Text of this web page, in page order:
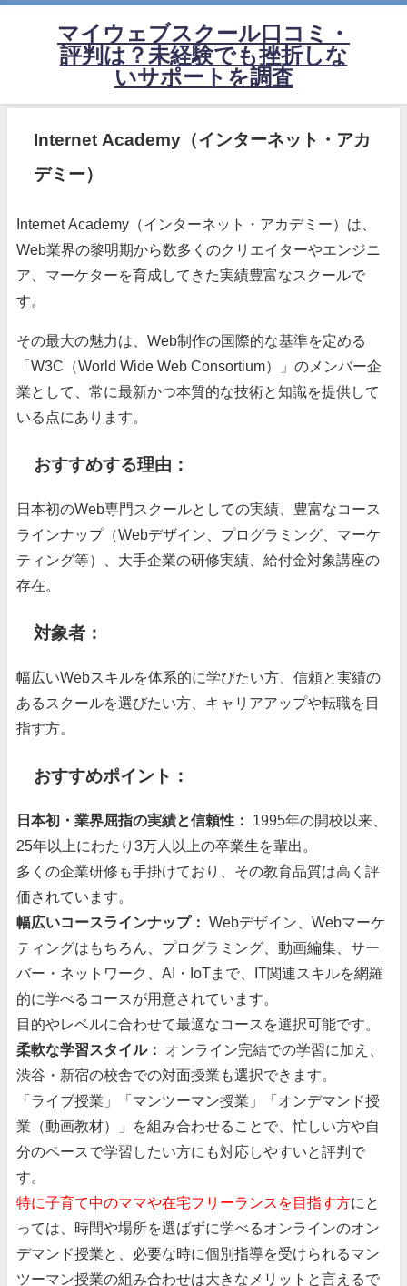
マイウェブスクール口コミ・
評判は？未経験でも挫折しな
いサポートを調査
Internet Academy（インターネット・アカ
デミー）
Internet Academy（インターネット・アカデミー）は、
Web業界の黎明期から数多くのクリエイターやエンジニ
ア、マーケターを育成してきた実績豊富なスクールで
す。
その最大の魅力は、Web制作の国際的な基準を定める
「W3C（World Wide Web Consortium）」のメンバー企
業として、常に最新かつ本質的な技術と知識を提供して
いる点にあります。
おすすめする理由：
日本初のWeb専門スクールとしての実績、豊富なコース
ラインナップ（Webデザイン、プログラミング、マーケ
ティング等）、大手企業の研修実績、給付金対象講座の
存在。
対象者：
幅広いWebスキルを体系的に学びたい方、信頼と実績の
あるスクールを選びたい方、キャリアアップや転職を目
指す方。
おすすめポイント：
日本初・業界屈指の実績と信頼性：
1995年の開校以来、
25年以上にわたり3万人以上の卒業生を輩出。
多くの企業研修も手掛けており、その教育品質は高く評
価されています。
幅広いコースラインナップ：
Webデザイン、Webマーケ
ティングはもちろん、プログラミング、動画編集、サー
バー・ネットワーク、AI・IoTまで、IT関連スキルを網羅
的に学べるコースが用意されています。
目的やレベルに合わせて最適なコースを選択可能です。
柔軟な学習スタイル：
オンライン完結での学習に加え、
渋谷・新宿の校舎での対面授業も選択できます。
「ライブ授業」「マンツーマン授業」「オンデマンド授
業（動画教材）」を組み合わせることで、忙しい方や自
分のペースで学習したい方にも対応しやすいと評判で
す。
特に子育て中のママや在宅フリーランスを目指す方にと
っては、時間や場所を選ばずに学べるオンラインのオン
デマンド授業と、必要な時に個別指導を受けられるマン
ツーマン授業の組み合わせは大きなメリットと言えるで